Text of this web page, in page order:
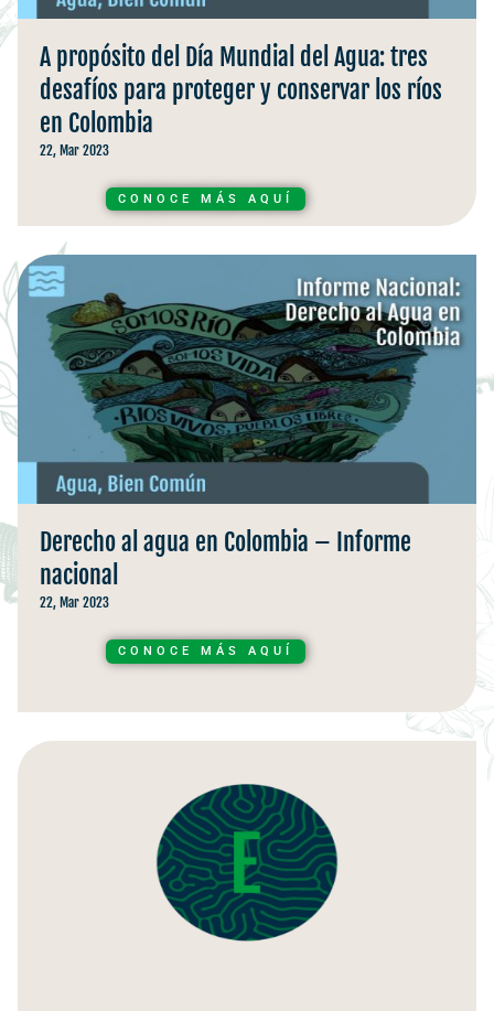
A propósito del Día Mundial del Agua: tres
desafíos para proteger y conservar los ríos
en Colombia
22, Mar 2023
CONOCE MÁS AQUÍ
Derecho al agua en Colombia – Informe
nacional
22, Mar 2023
CONOCE MÁS AQUÍ